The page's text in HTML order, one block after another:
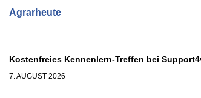
Agrarheute
Kostenfreies Kennenlern-Treffen bei
7. AUGUST 2026